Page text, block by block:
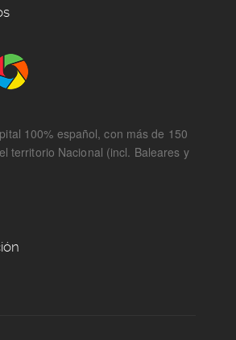
100% español, con más de 150
territorio Nacional (incl. Baleares y